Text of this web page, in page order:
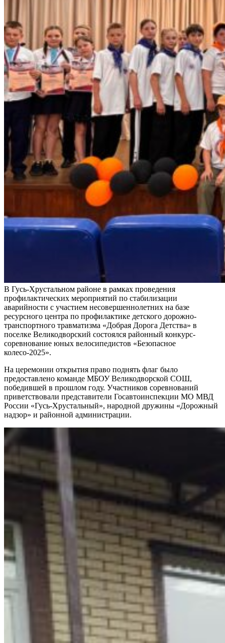
В Гусь-Хрустальном районе в рамках проведения
профилактических мероприятий по стабилизации
аварийности с участием несовершеннолетних на базе
ресурсного центра по профилактике детского дорожно-
транспортного травматизма «Добрая Дорога Детства» в
поселке Великодворский состоялся районный конкурс-
соревнование юных велосипедистов «Безопасное
колесо-2025».
На церемонии открытия право поднять флаг было
предоставлено команде МБОУ Великодворской СОШ,
победившей в прошлом году. Участников соревнований
приветствовали представители Госавтоинспекции МО МВД
России «Гусь-Хрустальный», народной дружины «Дорожный
надзор» и районной администрации.